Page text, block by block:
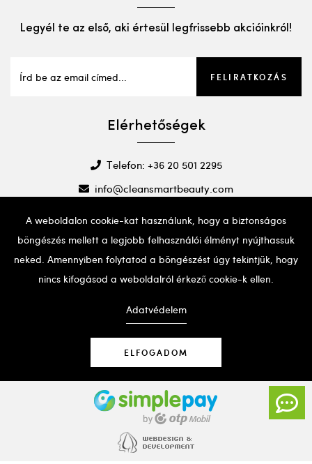
Legyél te az első, aki értesül legfrissebb akcióinkról!
FELIRATKOZÁS
Elérhetőségek
Telefon: +36 20 501 2295
info@cleansmartbeauty.com
Ha probléma adódna a weboldal használatával, kérjük,
hívd a fent említett telefonszámot segítségért.
A weboldalon cookie-kat használunk, hogy a biztonságos
böngészés mellett a legjobb felhasználói élményt nyújthassuk
neked. Amennyiben folytatod a böngészést úgy tekintjük, hogy
nincs kifogásod a weboldalról érkező cookie-k ellen.
Adatvédelem
ELFOGADOM